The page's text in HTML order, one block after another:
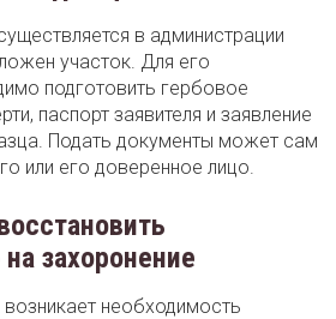
в администрации
участок. Для его
подготовить гербовое
паспорт заявителя и заявление
Подать документы может сам
или его доверенное лицо.
захоронение
необходимость